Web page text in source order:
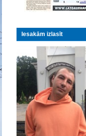
Iesakām izlasīt